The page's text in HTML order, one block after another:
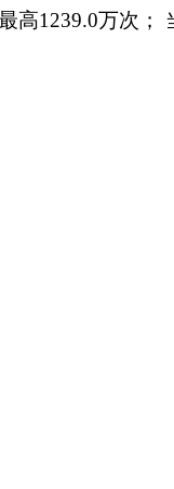
高1239.0万次；